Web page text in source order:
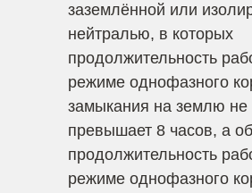
заземлённой или
нейтралью, в которых
продолжительность
режиме однофазного
замыкания на землю не
превышает 8 часов, а
продолжительность
режиме однофазного